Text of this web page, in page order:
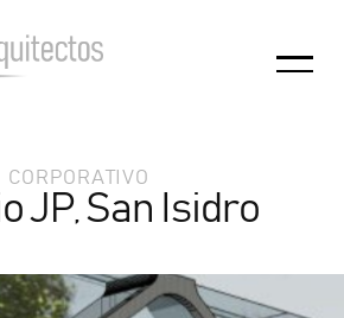
CORPORATIVO
JP, San Isidro